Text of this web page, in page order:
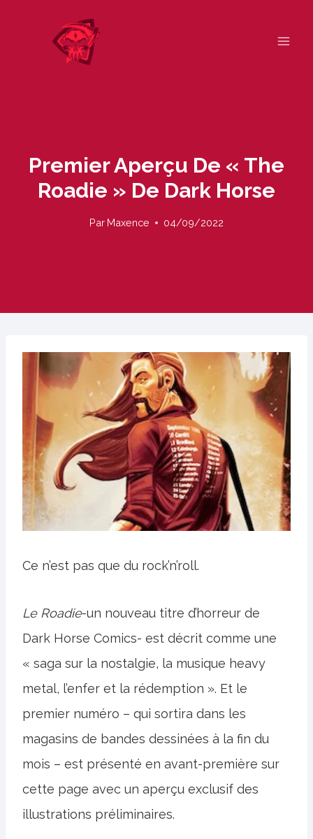
Premier Aperçu De « The
Roadie » De Dark Horse
Par Maxence 04/09/2022
Ce n’est pas que du rock’n’roll.
Le Roadie-un nouveau titre d’horreur de
Dark Horse Comics- est décrit comme une
« saga sur la nostalgie, la musique heavy
metal, l’enfer et la rédemption ». Et le
premier numéro – qui sortira dans les
magasins de bandes dessinées à la fin du
mois – est présenté en avant-première sur
cette page avec un aperçu exclusif des
illustrations préliminaires.